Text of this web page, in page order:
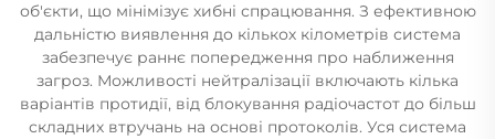
об'єкти, що мінімізує хибні спрацювання. З ефективною
дальністю виявлення до кількох кілометрів система
забезпечує раннє попередження про наближення
загроз. Можливості нейтралізації включають кілька
варіантів протидії, від блокування радіочастот до більш
складних втручань на основі протоколів. Уся система